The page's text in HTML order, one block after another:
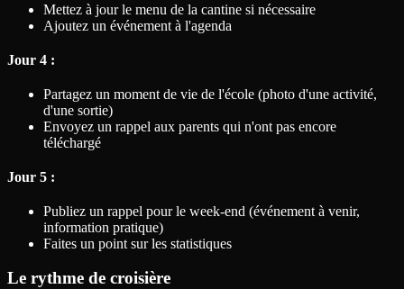
Mettez à jour le menu de la cantine si nécessaire
Ajoutez un événement à l'agenda
Jour 4 :
Partagez un moment de vie de l'école (photo d'une activité,
d'une sortie)
Envoyez un rappel aux parents qui n'ont pas encore
téléchargé
Jour 5 :
Publiez un rappel pour le week-end (événement à venir,
information pratique)
Faites un point sur les statistiques
Le rythme de croisière